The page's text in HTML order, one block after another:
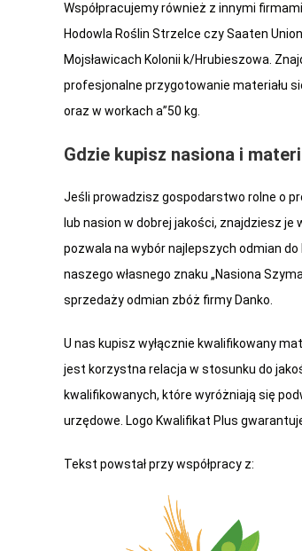
Współpracujemy również z innymi
Hodowla Roślin Strzelce czy Saaten
Mojsławicach Kolonii k/Hrubieszowa.
profesjonalne przygotowanie materiału
oraz w workach a”50 kg.
Gdzie kupisz nasiona i
Jeśli prowadzisz gospodarstwo rolne o
lub nasion w dobrej jakości, znajdziesz je
pozwala na wybór najlepszych odmian
naszego własnego znaku „Nasiona
sprzedaży odmian zbóż firmy Danko.
U nas kupisz wyłącznie kwalifikowany
jest korzystna relacja w stosunku do
kwalifikowanych, które wyróżniają się
urzędowe. Logo Kwalifikat Plus
Tekst powstał przy współpracy z: